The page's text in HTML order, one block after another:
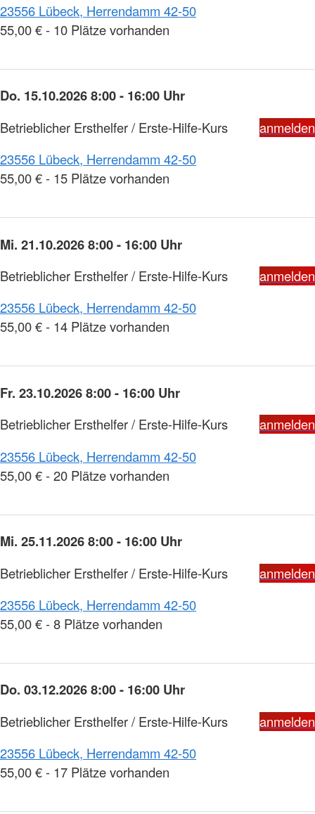
23556 Lübeck, Herrendamm 42-50
55,00 € - 10 Plätze vorhanden
Do. 15.10.2026 8:00 - 16:00 Uhr
Betrieblicher Ersthelfer / Erste-Hilfe-Kurs
anmelden
23556 Lübeck, Herrendamm 42-50
55,00 € - 15 Plätze vorhanden
Mi. 21.10.2026 8:00 - 16:00 Uhr
Betrieblicher Ersthelfer / Erste-Hilfe-Kurs
anmelden
23556 Lübeck, Herrendamm 42-50
55,00 € - 14 Plätze vorhanden
Fr. 23.10.2026 8:00 - 16:00 Uhr
Betrieblicher Ersthelfer / Erste-Hilfe-Kurs
anmelden
23556 Lübeck, Herrendamm 42-50
55,00 € - 20 Plätze vorhanden
Mi. 25.11.2026 8:00 - 16:00 Uhr
Betrieblicher Ersthelfer / Erste-Hilfe-Kurs
anmelden
23556 Lübeck, Herrendamm 42-50
55,00 € - 8 Plätze vorhanden
Do. 03.12.2026 8:00 - 16:00 Uhr
Betrieblicher Ersthelfer / Erste-Hilfe-Kurs
anmelden
23556 Lübeck, Herrendamm 42-50
55,00 € - 17 Plätze vorhanden